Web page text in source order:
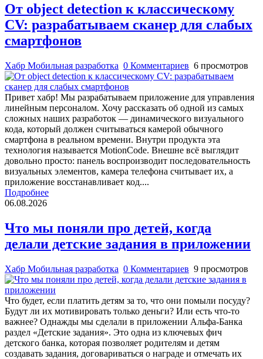
От object detection к классическому
CV: разрабатываем сканер для слабых
смартфонов
Хабр Мобильная разработка 0 Комментариев 6 просмотров
Привет хабр! Мы разрабатываем приложение для управления
линейным персоналом. Хочу рассказать об одной из самых
сложных наших разработок — динамического визуального
кода, который должен считываться камерой обычного
смартфона в реальном времени. Внутри продукта эта
технология называется MotionCode. Внешне всё выглядит
довольно просто: панель воспроизводит последовательность
визуальных элементов, камера телефона считывает их, а
приложение восстанавливает код....
Подробнее
06.08.2026
Что мы поняли про детей, когда
делали детские задания в приложении
Хабр Мобильная разработка 0 Комментариев 9 просмотров
Что будет, если платить детям за то, что они помыли посуду?
Будут ли их мотивировать только деньги? Или есть что-то
важнее? Однажды мы сделали в приложении Альфа-Банка
раздел «Детские задания». Это одна из ключевых фич
детского банка, которая позволяет родителям и детям
создавать задания, договариваться о награде и отмечать их